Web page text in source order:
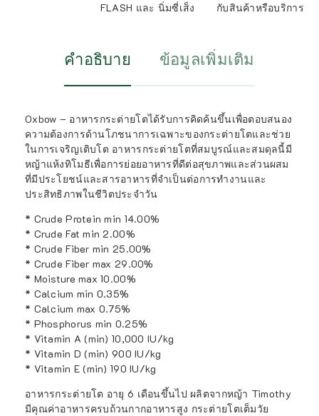
FLASH และ นิ่มซี่เส็ง
กับสินค้าหรือบริการ
คำอธิบาย ข้อมูลเพิ่มเติม
Oxbow – อาหารกระต่ายโตได้รับการคิดค้นขึ้นเพื่อตอบสนอง
ความต้องการด้านโภชนาการเฉพาะของกระต่ายโตและช่วย
ในการเจริญเติบโต อาหารกระต่ายโตที่สมบูรณ์และสมดุลนี้มี
หญ้าแห้งทิโมธีเพื่อการย่อยอาหารที่ดีต่อสุขภาพและส่วนผสม
ที่มีประโยชน์และสารอาหารที่จำเป็นต่อการทำงานและ
ประสิทธิภาพในชีวิตประจำวัน
* Crude Protein min 14.00%
* Crude Fat min 2.00%
* Crude Fiber min 25.00%
* Crude Fiber max 29.00%
* Moisture max 10.00%
* Calcium min 0.35%
* Calcium max 0.75%
* Phosphorus min 0.25%
* Vitamin A (min) 10,000 IU/kg
* Vitamin D (min) 900 IU/kg
* Vitamin E (min) 190 IU/kg
อาหารกระต่ายโต อายุ 6 เดือนขึ้นไป ผลิตจากหญ้า Timothy
มีคุณค่าอาหารครบถ้วนกากอาหารสูง กระต่ายโตเต็มวัย